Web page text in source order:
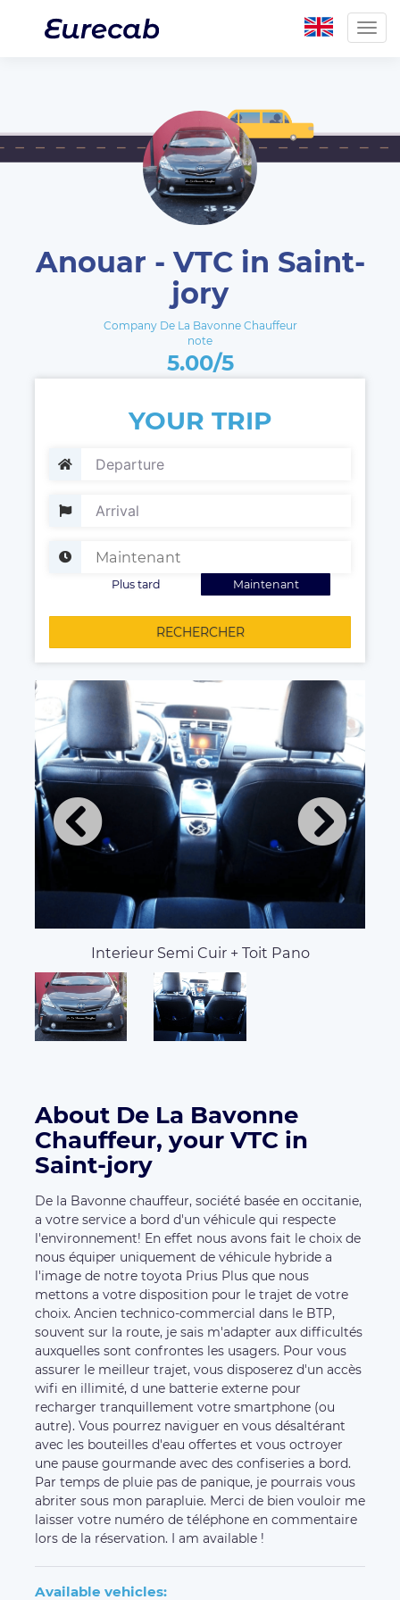
Anouar - VTC in Saint-
jory
Company De La Bavonne Chauffeur
note
5.00/5
YOUR TRIP
Maintenant
Plus tard
RECHERCHER
Interieur Semi Cuir + Toit Pano
About De La Bavonne
Chauffeur, your VTC in
Saint-jory
De la Bavonne chauffeur, société basée en occitanie,
a votre service a bord d'un véhicule qui respecte
l'environnement! En effet nous avons fait le choix de
nous équiper uniquement de véhicule hybride a
l'image de notre toyota Prius Plus que nous
mettons a votre disposition pour le trajet de votre
choix. Ancien technico-commercial dans le BTP,
souvent sur la route, je sais m'adapter aux difficultés
auxquelles sont confrontes les usagers. Pour vous
assurer le meilleur trajet, vous disposerez d'un accès
wifi en illimité, d une batterie externe pour
recharger tranquillement votre smartphone (ou
autre). Vous pourrez naviguer en vous désaltérant
avec les bouteilles d'eau offertes et vous octroyer
une pause gourmande avec des confiseries a bord.
Par temps de pluie pas de panique, je pourrais vous
abriter sous mon parapluie. Merci de bien vouloir me
laisser votre numéro de téléphone en commentaire
lors de la réservation. I am available !
Available vehicles: